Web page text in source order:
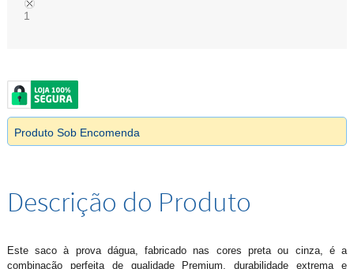
1
Produto Sob Encomenda
Descrição do Produto
Este saco à prova dágua, fabricado nas cores preta ou cinza, é a
combinação perfeita de qualidade Premium, durabilidade extrema e